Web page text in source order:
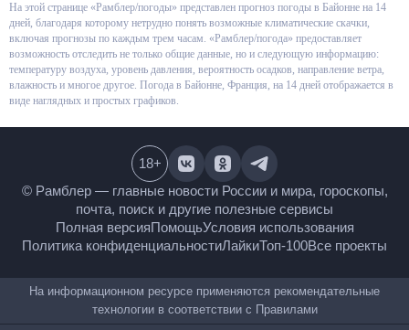
На этой странице «Рамблер/погоды» представлен прогноз погоды в
Байонне на 14 дней, благодаря которому нетрудно понять возможные
климатические скачки, включая прогнозы по каждым трем часам.
«Рамблер/погода» предоставляет возможность отследить не только
общие данные, но и следующую информацию: температуру воздуха,
уровень давления, вероятность осадков, направление ветра, влажность и
многое другое. Погода в Байонне, Франция, на 14 дней отображается в
© Рамблер — главные новости России и мира,
гороскопы, почта, поиск и другие полезные сервисы
Полная версияПомощьУсловия использования
Все проекты
18+
На информационном ресурсе применяются